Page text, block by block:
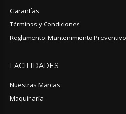
Garantías
Términos y Condiciones
Reglamento: Mantenimiento Preventivo
FACILIDADES
Nuestras Marcas
Maquinaría